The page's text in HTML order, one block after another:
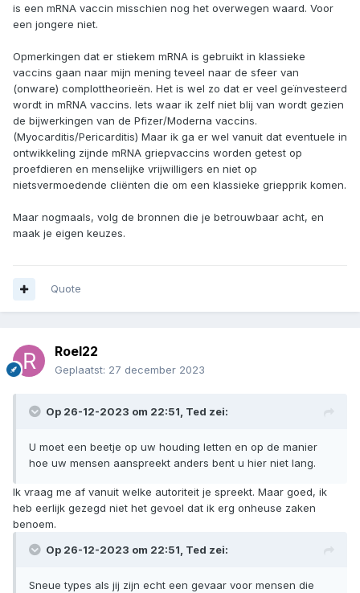
is een mRNA vaccin misschien nog het overwegen waard. Voor
een jongere niet.
Opmerkingen dat er stiekem mRNA is gebruikt in klassieke
vaccins gaan naar mijn mening teveel naar de sfeer van
(onware) complottheorieën. Het is wel zo dat er veel geïnvesteerd
wordt in mRNA vaccins. Iets waar ik zelf niet blij van wordt gezien
de bijwerkingen van de Pfizer/Moderna vaccins.
(Myocarditis/Pericarditis) Maar ik ga er wel vanuit dat eventuele in
ontwikkeling zijnde mRNA griepvaccins worden getest op
proefdieren en menselijke vrijwilligers en niet op
nietsvermoedende cliënten die om een klassieke griepprik komen.
Maar nogmaals, volg de bronnen die je betrouwbaar acht, en
maak je eigen keuzes.
Quote
Roel22
Geplaatst: 27 december 2023
Op 26-12-2023 om 22:51, Ted zei:
U moet een beetje op uw houding letten en op de manier
hoe uw mensen aanspreekt anders bent u hier niet lang.
Ik vraag me af vanuit welke autoriteit je spreekt. Maar goed, ik
heb eerlijk gezegd niet het gevoel dat ik erg onheuse zaken
benoem.
Op 26-12-2023 om 22:51, Ted zei:
Sneue types als jij zijn echt een gevaar voor mensen die